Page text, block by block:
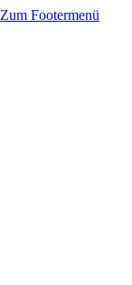
Zum Footermenü